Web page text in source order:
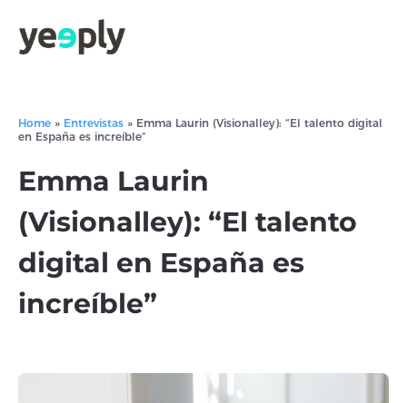
Home » Entrevistas » Emma Laurin (Visionalley): “El talento digital
en España es increíble”
Emma Laurin
(Visionalley): “El talento
digital en España es
increíble”